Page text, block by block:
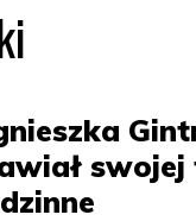
swojej